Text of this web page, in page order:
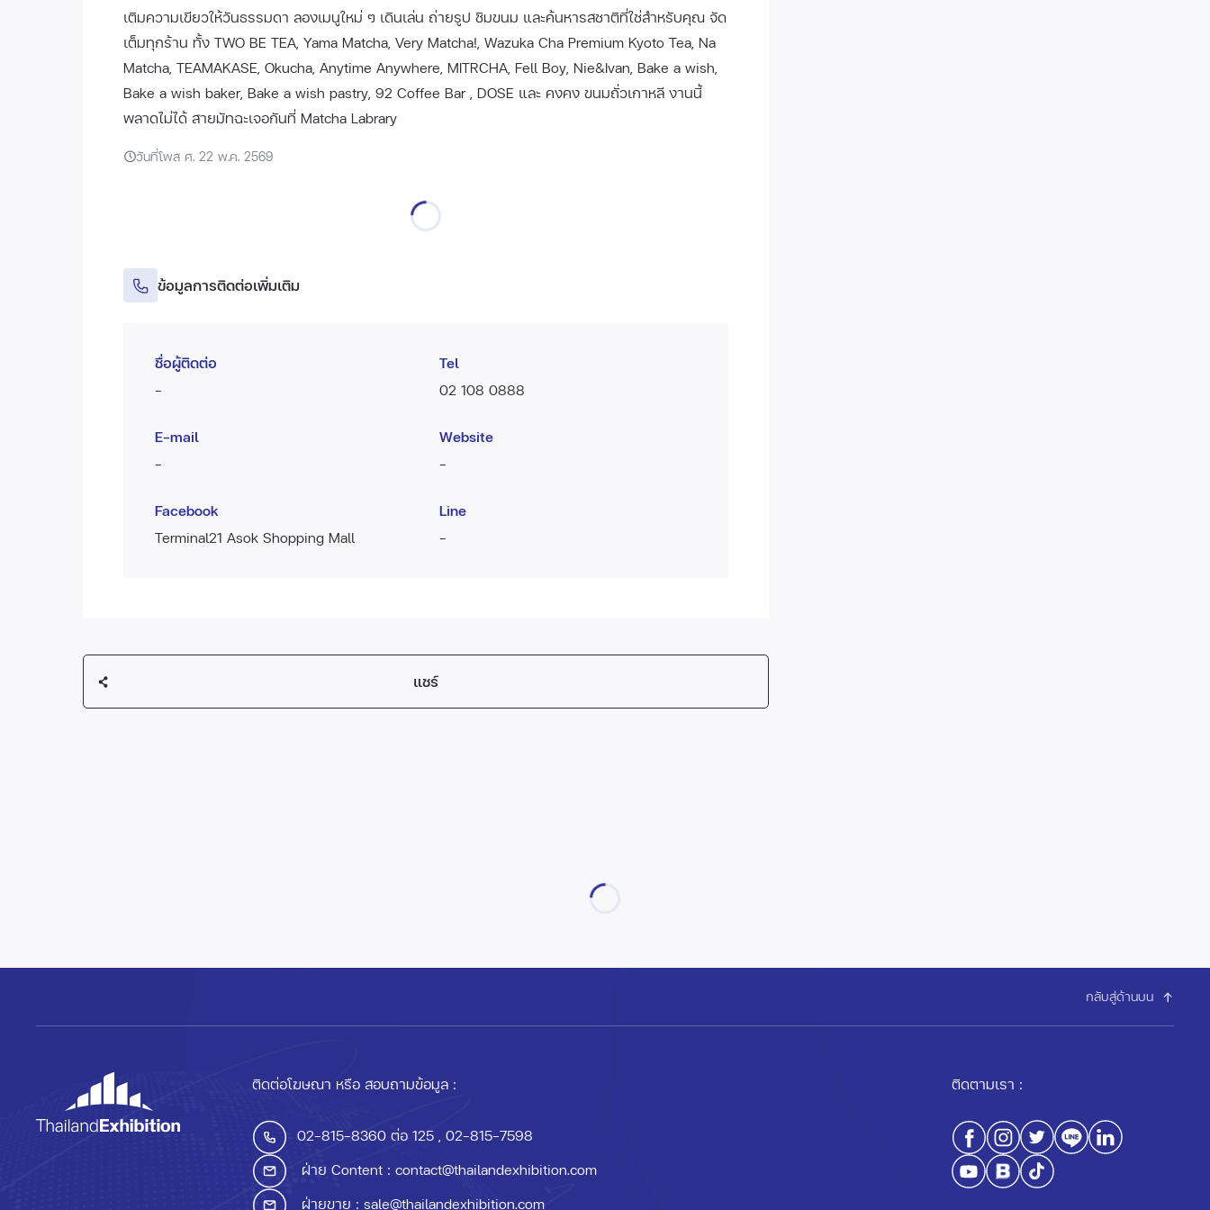
เติมความเขียวให้วันธรรมดา ลองเมนูใหม่ ๆ เดินเล่น ถ่ายรูป ชิมขนม และค้นหารสชาติที่ใช่สำหรับคุณ จัด
เต็มทุกร้าน ทั้ง TWO BE TEA, Yama Matcha, Very Matcha!, Wazuka Cha Premium Kyoto Tea, Na
Matcha, TEAMAKASE, Okucha, Anytime Anywhere, MITRCHA, Fell Boy, Nie&Ivan, Bake a wish,
Bake a wish baker, Bake a wish pastry, 92 Coffee Bar , DOSE และ คงคง ขนมถั่วเกาหลี งานนี้
พลาดไม่ได้ สายมัทฉะเจอกันที่ Matcha Labrary
วันที่โพส ศ. 22 พ.ค. 2569
ข้อมูลการติดต่อเพิ่มเติม
ชื่อผู้ติดต่อ
-
Tel
02 108 0888
E-mail
-
Website
-
Facebook
Terminal21 Asok Shopping Mall
Line
-
แชร์
กลับสู่ด้านบน
ติดต่อโฆษณา หรือ สอบถามข้อมูล :
02-815-8360 ต่อ 125 , 02-815-7598
ฝ่าย Content : contact@thailandexhibition.com
ฝ่ายขาย : sale@thailandexhibition.com
ติดตามเรา :